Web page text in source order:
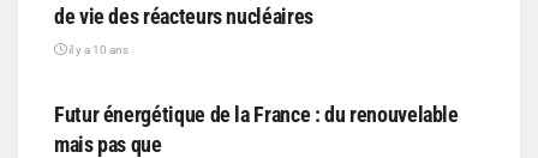
de vie des réacteurs nucléaires
il y a 10 ans
Futur énergétique de la France : du renouvelable
mais pas que